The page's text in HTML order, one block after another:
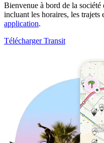
Bienvenue à bord de la
incluant les horaires, les trajets
application.
Télécharger Transit